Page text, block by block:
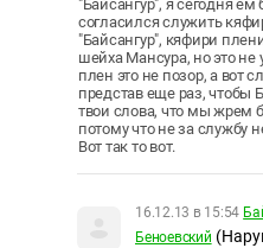
"Байсангур", я сегодня ем
согласился служить
"Байсангур", кяфири
шейха Мансура, но это не
плен это не позор, а вот
представ еще раз, чтобы
твои слова, что мы жрем
потому что не за службу
Вот так то вот.
16.12.13 в 15:54
Беноевский